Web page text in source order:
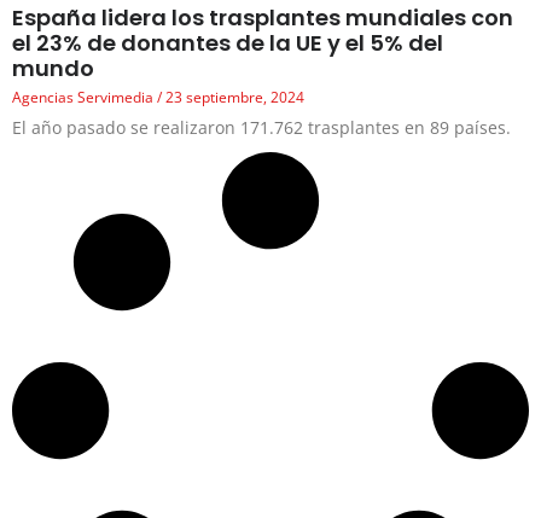
España lidera los trasplantes mundiales con
el 23% de donantes de la UE y el 5% del
mundo
Agencias Servimedia 23 septiembre, 2024
El año pasado se realizaron 171.762 trasplantes en 89 países.